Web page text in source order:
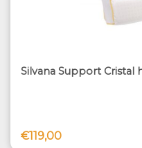
Silvana Support Cristal
€119,00